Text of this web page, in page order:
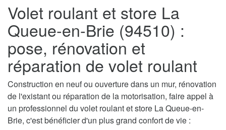
Volet roulant et store La
Queue-en-Brie (94510) :
pose, rénovation et
réparation de volet roulant
Construction en neuf ou ouverture dans un mur, rénovation
de l'existant ou réparation de la motorisation, faire appel à
un professionnel du volet roulant et store La Queue-en-
Brie, c'est bénéficier d'un plus grand confort de vie :